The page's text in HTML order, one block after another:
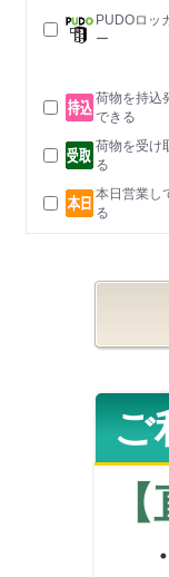
PUDOロッ
ー
荷物を持込
できる
荷物を受け
る
本日営業し
る
ご